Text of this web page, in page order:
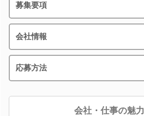
募集要項
会社情報
応募方法
会社・仕事の魅力